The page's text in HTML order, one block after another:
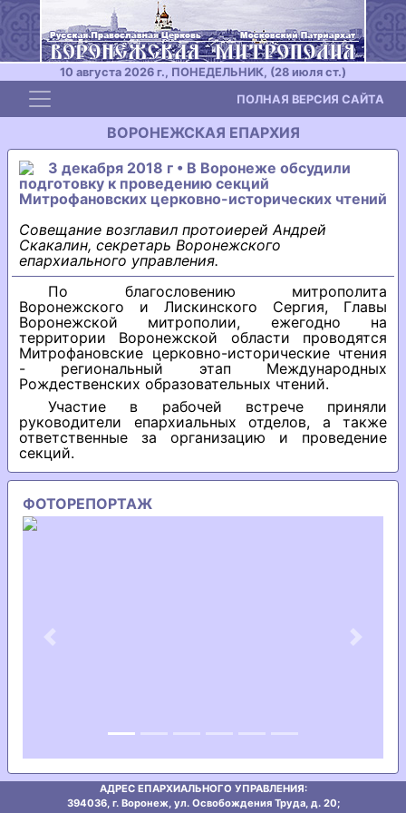
10 августа 2026 г., ПОНЕДЕЛЬНИК, (28 июля ст.)
Toggle navigation ПОЛНАЯ ВЕРСИЯ САЙТА
ВОРОНЕЖСКАЯ ЕПАРХИЯ
3 декабря 2018 г • В Воронеже обсудили
подготовку к проведению секций
Митрофановских церковно-исторических чтений
Совещание возглавил протоиерей Андрей
Скакалин, секретарь Воронежского
епархиального управления.
По благословению митрополита
Воронежского и Лискинского Сергия, Главы
Воронежской митрополии, ежегодно на
территории Воронежской области проводятся
Митрофановские церковно-исторические чтения
- региональный этап Международных
Рождественских образовательных чтений.
Участие в рабочей встрече приняли
руководители епархиальных отделов, а также
ответственные за организацию и проведение
секций.
ФОТОРЕПОРТАЖ
Previous Next
АДРЕС ЕПАРХИАЛЬНОГО УПРАВЛЕНИЯ:
394036, г. Воронеж, ул. Освобождения Труда, д. 20;